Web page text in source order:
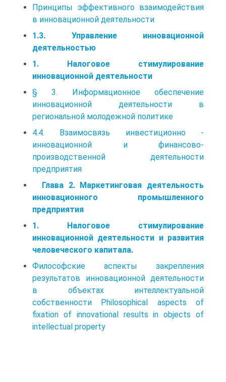
Принципы эффективного взаимодействия
в инновационной деятельности
1.3. Управление инновационной
деятельностью
1. Налоговое стимулирование
инновационной деятельности
§ 3. Информационное обеспечение
инновационной деятельности в
региональной молодежной политике
4.4. Взаимосвязь инвестиционно -
инновационной и финансово-
производственной деятельности
предприятия
Глава 2. Маркетинговая деятельность
инновационного промышленного
предприятия
1. Налоговое стимулирование
инновационной деятельности и развития
человеческого капитала.
Философские аспекты закрепления
результатов инновационной деятельности
в объектах интеллектуальной
собственности Philosophical aspects of
fixation of innovational results in objects of
intellectual property